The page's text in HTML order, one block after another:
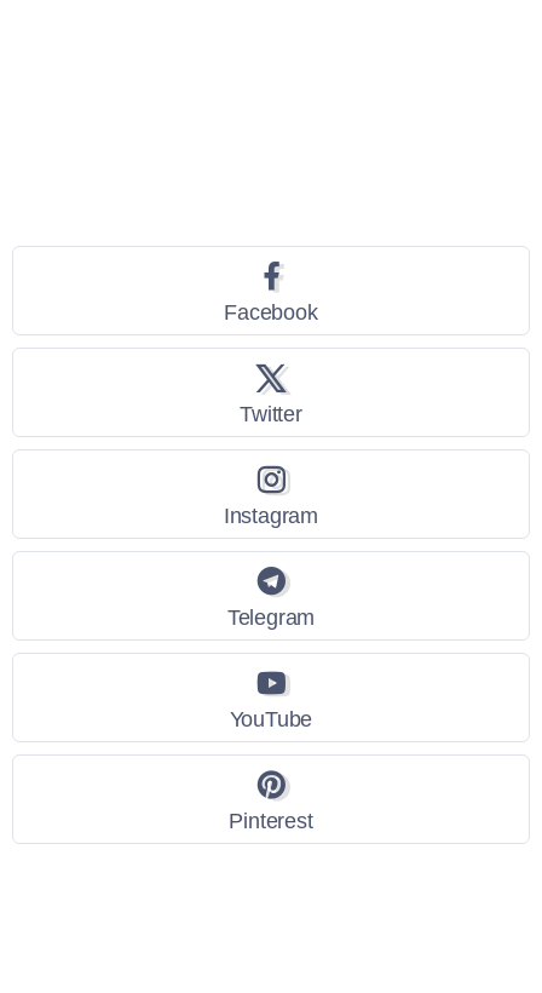
Facebook
Twitter
Instagram
Telegram
YouTube
Pinterest